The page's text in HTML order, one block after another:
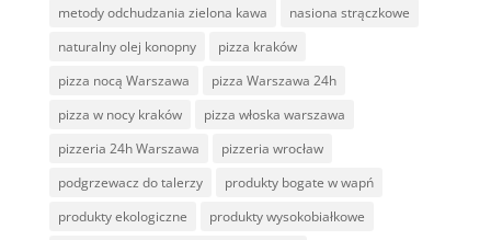
metody odchudzania zielona kawa
nasiona strączkowe
naturalny olej konopny
pizza kraków
pizza nocą Warszawa
pizza Warszawa 24h
pizza w nocy kraków
pizza włoska warszawa
pizzeria 24h Warszawa
pizzeria wrocław
podgrzewacz do talerzy
produkty bogate w wapń
produkty ekologiczne
produkty wysokobiałkowe